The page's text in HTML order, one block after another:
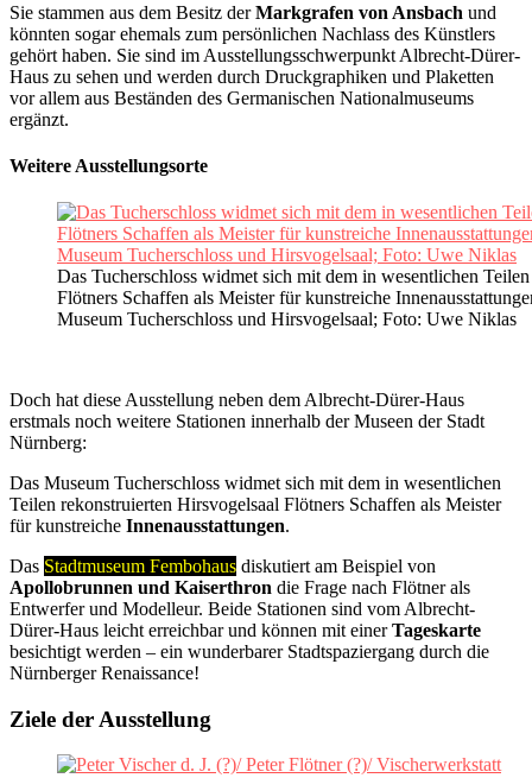
Sie stammen aus dem Besitz derMarkgrafen von Ansbach und
könnten sogar ehemals zum persönlichen Nachlass des Künstlers
gehört haben. Sie sind im Ausstellungsschwerpunkt Albrecht-Dürer-
Haus zu sehen und werden durch Druckgraphiken und Plaketten
vor allem aus Beständen des Germanischen Nationalmuseums
ergänzt.
Weitere Ausstellungsorte
Das Tucherschloss widmet sich mit dem in wesentlichen
Flötners Schaffen als Meister für kunstreiche
Museum Tucherschloss und Hirsvogelsaal; Foto: Uwe Niklas
Doch hat diese Ausstellung neben dem Albrecht-Dürer-Haus
erstmals noch weitere Stationen innerhalb der Museen der Stadt
Nürnberg:
Das Museum Tucherschloss widmet sich mit dem in wesentlichen
Teilen rekonstruierten Hirsvogelsaal Flötners Schaffen als Meister
für kunstreiche Innenausstattungen.
Das Stadtmuseum Fembohaus diskutiert am Beispiel von
Apollobrunnen und Kaiserthron die Frage nach Flötner als
Entwerfer und Modelleur. Beide Stationen sind vom Albrecht-
Dürer-Haus leicht erreichbar und können mit einerTageskarte
besichtigt werden – ein wunderbarer Stadtspaziergang durch die
Nürnberger Renaissance!
Ziele der Ausstellung